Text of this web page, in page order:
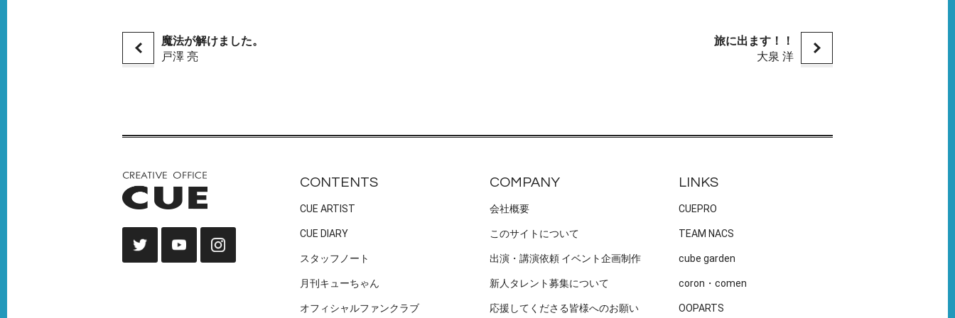
魔法が解けました。
戸澤 亮
旅に出ます！！
大泉 洋
CONTENTS
CUE ARTIST
CUE DIARY
スタッフノート
月刊キューちゃん
オフィシャルファンクラブ
COMPANY
会社概要
このサイトについて
出演・講演依頼 イベント企画制作
新人タレント募集について
応援してくださる皆様へのお願い
LINKS
CUEPRO
TEAM NACS
cube garden
coron・comen
OOPARTS